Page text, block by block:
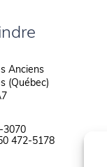
Anciens
(Québec)
3070
472-5178